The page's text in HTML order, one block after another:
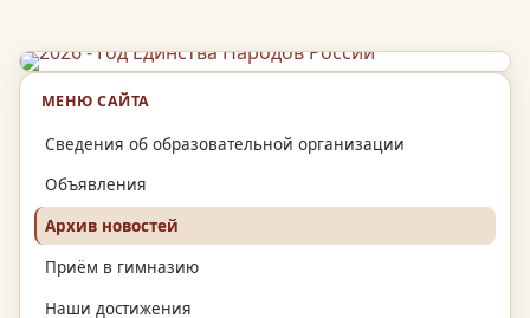
МЕНЮ САЙТА
Сведения об образовательной организации
Объявления
Архив новостей
Приём в гимназию
Наши достижения